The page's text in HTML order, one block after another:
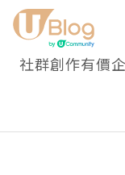
社群創作有價